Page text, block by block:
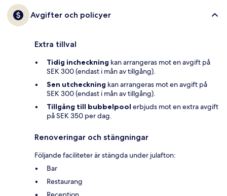
Avgifter och policyer
Extra tillval
Tidig incheckning kan arrangeras mot en avgift på
SEK 300 (endast i mån av tillgång).
Sen utcheckning kan arrangeras mot en avgift på
SEK 300 (endast i mån av tillgång).
Tillgång till bubbelpool erbjuds mot en extra avgift
på SEK 350 per dag.
Renoveringar och stängningar
Följande faciliteter är stängda under julafton:
Bar
Restaurang